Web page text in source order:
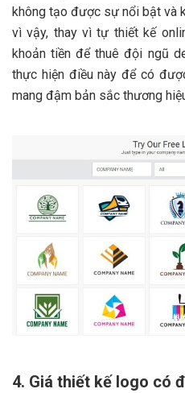
không tạo được sự nổi bật và
vì vậy, thay vì tự thiết kế
khoản tiền để thuê đội ngũ
thực hiện điều này để có
mang đậm bản sắc thương
4. Giá thiết kế logo có